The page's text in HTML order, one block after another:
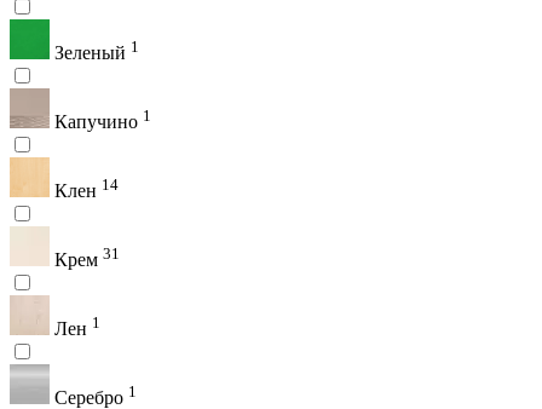
Зеленый 1
Капучино 1
Клен 14
Крем 31
Лен 1
Серебро 1